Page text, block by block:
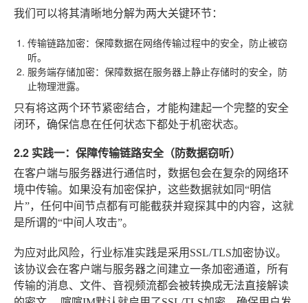
我们可以将其清晰地分解为两大关键环节：
传输链路加密：保障数据在网络传输过程中的安全，防止被窃
听。
服务端存储加密：保障数据在服务器上静止存储时的安全，防
止物理泄露。
只有将这两个环节紧密结合，才能构建起一个完整的安全
闭环，确保信息在任何状态下都处于机密状态。
2.2 实践一：保障传输链路安全（防数据窃听）
在客户端与服务器进行通信时，数据包会在复杂的网络环
境中传输。如果没有加密保护，这些数据就如同“明信
片”，任何中间节点都有可能截获并窥探其中的内容，这就
是所谓的“中间人攻击”。
为应对此风险，行业标准实践是采用SSL/TLS加密协议。
该协议会在客户端与服务器之间建立一条加密通道，所有
传输的消息、文件、音视频流都会被转换成无法直接解读